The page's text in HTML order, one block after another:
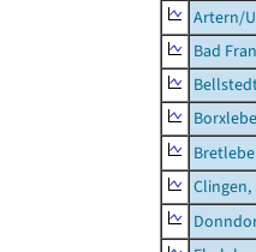
Artern/
Bad